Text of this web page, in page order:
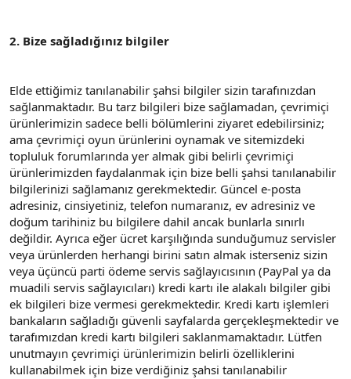
2. Bize sağladığınız bilgiler
Elde ettiğimiz tanılanabilir şahsi bilgiler sizin tarafınızdan
sağlanmaktadır. Bu tarz bilgileri bize sağlamadan, çevrimiçi
ürünlerimizin sadece belli bölümlerini ziyaret edebilirsiniz;
ama çevrimiçi oyun ürünlerini oynamak ve sitemizdeki
topluluk forumlarında yer almak gibi belirli çevrimiçi
ürünlerimizden faydalanmak için bize belli şahsi tanılanabilir
bilgilerinizi sağlamanız gerekmektedir. Güncel e-posta
adresiniz, cinsiyetiniz, telefon numaranız, ev adresiniz ve
doğum tarihiniz bu bilgilere dahil ancak bunlarla sınırlı
değildir. Ayrıca eğer ücret karşılığında sunduğumuz servisler
veya ürünlerden herhangi birini satın almak isterseniz sizin
veya üçüncü parti ödeme servis sağlayıcısının (PayPal ya da
muadili servis sağlayıcıları) kredi kartı ile alakalı bilgiler gibi
ek bilgileri bize vermesi gerekmektedir. Kredi kartı işlemleri
bankaların sağladığı güvenli sayfalarda gerçekleşmektedir ve
tarafımızdan kredi kartı bilgileri saklanmamaktadır. Lütfen
unutmayın çevrimiçi ürünlerimizin belirli özelliklerini
kullanabilmek için bize verdiğiniz şahsi tanılanabilir